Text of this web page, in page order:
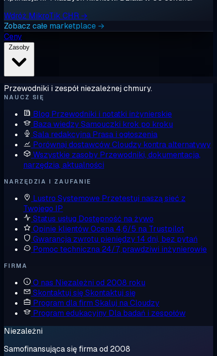
Wdróż MikroTik CHR →
Zobacz całe marketplace →
Ceny
Przewodniki i zespół niezależnej chmury.
NAUCZ SIĘ
Blog Przewodniki i notatki inżynierskie
Baza wiedzySamouczki krok po kroku
Sala redakcyjna Prasa i ogłoszenia
Porównaj dostawcówCloudzy kontra alternatywy
Wszystkie zasoby Przewodniki, dokumentacja,
narzędzia, aktualności
NARZĘDZIA I ZAUFANIE
Lustro Systemowe Przetestuj naszą sieć z
Twojego IP
Status usług Dostępność na żywo
Opinie klientówOcena 4,6/5 na Trustpilot
Gwarancja zwrotu pieniędzy14 dni, bez pytań
Pomoc techniczna 24/7, prawdziwi inżynierowie
FIRMA
O nas Niezależni od 2008 roku
Skontaktuj sięSkontaktuj się
Program dla firm Skaluj na Cloudzy
Program edukacyjny Dla badań i zespołów
Niezależni
Samofinansująca się firma od 2008